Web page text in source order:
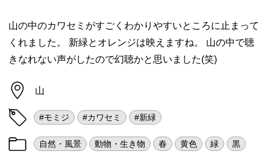
山の中のカワセミがすごくわかりやすいところに止まって
くれました。 新緑とオレンジは映えますね。 山の中で聴
きなれない声がしたので幻聴かと思いました(笑)
山
#モミジ #カワセミ #新緑
自然・風景 動物・生き物 春 黄色 緑
黒